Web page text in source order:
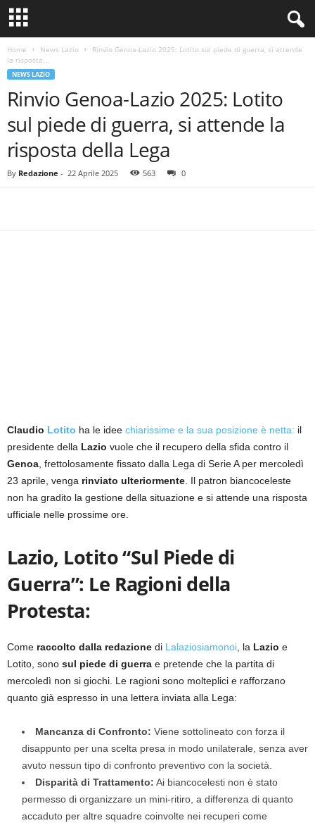
Home News Lazio
Rinvio Genoa-Lazio 2025: Lotito sul piede di guerra, si attende
la risposta...
NEWS LAZIO
Rinvio Genoa-Lazio 2025: Lotito
sul piede di guerra, si attende la
risposta della Lega
By Redazione - 22 Aprile 2025 563 0
Claudio Lotito ha le idee chiarissime e la sua posizione è netta: il
presidente della Lazio vuole che il recupero della sfida contro il
Genoa , frettolosamente fissato dalla Lega di Serie A per mercoledì
23 aprile, venga rinviato ulteriormente . Il patron biancoceleste
non ha gradito la gestione della situazione e si attende una risposta
ufficiale nelle prossime ore.
Lazio, Lotito “Sul Piede di
Guerra”: Le Ragioni della
Protesta:
Come raccolto dalla redazione di Lalaziosiamonoi , la Lazio e
Lotito, sono sul piede di guerra e pretende che la partita di
mercoledì non si giochi. Le ragioni sono molteplici e rafforzano
quanto già espresso in una lettera inviata alla Lega:
Mancanza di Confronto: Viene sottolineato con forza il
disappunto per una scelta presa in modo unilaterale, senza aver
avuto nessun tipo di confronto preventivo con la società.
Disparità di Trattamento: Ai biancocelesti non è stato
permesso di organizzare un mini-ritiro, a differenza di quanto
accaduto per altre squadre coinvolte nei recuperi come